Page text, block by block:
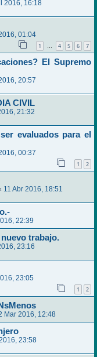
2016, 16:18
01:04
1 … 4 5 6 7
El Supremo
20:57
CIVIL
21:32
evaluados para el
00:37
1 2
11 Abr 2016, 18:51
22:39
nuevo trabajo.
23:16
23:05
1 2
Mar 2016, 12:48
23:58